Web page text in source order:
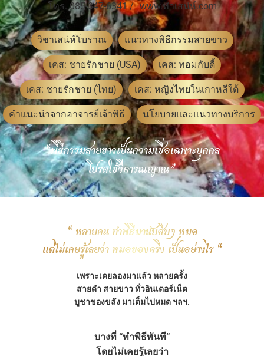
โทร. 085-347-6341 / www.ทําเสน่ห์.com
วิชาเสน่ห์โบราณ แนวทางพิธีกรรมสายขาว
เคส: ชายรักชาย (USA) เคส: ทอมกับดี้
เคส: ชายรักชาย (ไทย) เคส: หญิงไทยในเกาหลีใต้
คำแนะนำจากอาจารย์เจ้าพิธี นโยบายและแนวทางบริการ
“พิธีกรรมสายขาวเป็นความเชื่อเฉพาะบุคคล
โปรดใช้วิจารณญาณ”
“ หลายคน ทำพิธีมานับสิบๆ หมอ
แต่ไม่เคยรู้เลยว่า หมอของจริง เป็นอย่างไร “
เพราะเคยลองมาแล้ว หลายครั้ง
สายดำ สายขาว ทั่วอินเตอร์เน็ต
บูชาของขลัง มาเต็มไปหมด ฯลฯ.
บางที่ “ทำพิธีทันที”
โดยไม่เคยรู้เลยว่า